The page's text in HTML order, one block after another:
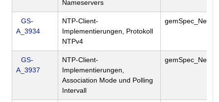
Nameservers
GS-
A_3934
NTP-Client-
Implementierungen, Protokoll
NTPv4
gemSpec_Net
GS-
A_3937
NTP-Client-
Implementierungen,
Association Mode und Polling
Intervall
gemSpec_Net